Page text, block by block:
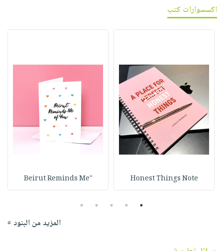
اكسسوارات كتب
Honest Things Note
"Beirut Reminds Me
1
2
3
4
5
المزيد من البنود »